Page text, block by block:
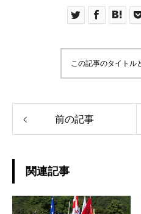
この記事のタイトル
前の記事
関連記事